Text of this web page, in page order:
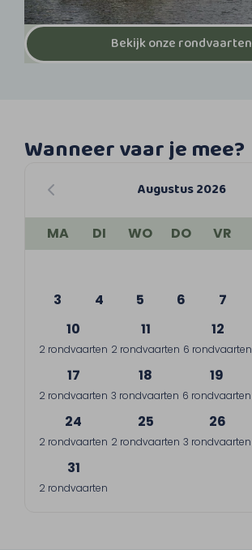
Bekijk onze rondvaarten
Wanneer vaar je mee?
Augustus 2026
MA DI WO DO VR
3
4 5 6 7
10
2 rondvaarten
11
2 rondvaarten
12
6 rondvaarten
17
2 rondvaarten
18
3 rondvaarten
19
6 rondvaarten
24
2 rondvaarten
25
2 rondvaarten
26
3 rondvaarten
31
2 rondvaarten